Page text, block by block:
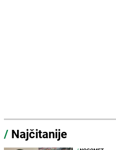
/ Najčitanije